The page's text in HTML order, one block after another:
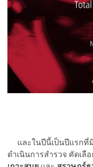
และในปีนี้เป็นปีแรกที่มิ
ดำเนินการสำรวจ คัดเ